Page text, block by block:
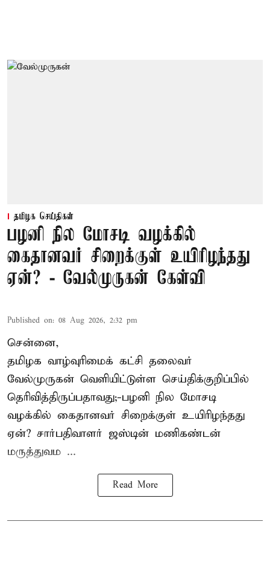
தமிழக செய்திகள்
பழனி நில மோசடி வழக்கில்
கைதானவர் சிறைக்குள் உயிரிழந்தது
ஏன்? - வேல்முருகன் கேள்வி
Published on: 08 Aug 2026, 2:32 pm
சென்னை,
தமிழக வாழ்வுரிமைக் கட்சி தலைவர்
வேல்முருகன் வெளியிட்டுள்ள செய்திக்குறிப்பில்
தெரிவித்திருப்பதாவது;-பழனி நில மோசடி
வழக்கில் கைதானவர் சிறைக்குள் உயிரிழந்தது
ஏன்? சார்பதிவாளர் ஜஸ்டின் மணிகண்டன்
மருத்துவம ...
Read More